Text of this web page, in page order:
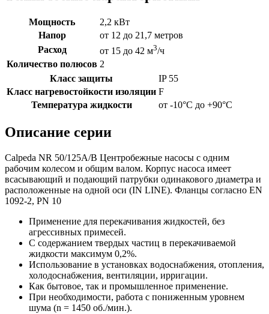
Мощность
2,2 кВт
Напор
от 12 до 21,7 метров
Расход
от 15 до 42 м3/ч
Количество полюсов 2
Класс защиты
IP 55
Класс нагревостойкости изоляции F
Температура жидкости
от -10°C до +90°C
Описание серии
Calpeda NR 50/125A/B Центробежные насосы с одним
рабочим колесом и общим валом. Корпус насоса имеет
всасывающий и подающий патрубки одинакового диаметра и
расположенные на одной оси (IN LINE). Фланцы согласно EN
1092-2, PN 10
Применение для перекачивания жидкостей, без
агрессивных примесей.
С содержанием твердых частиц в перекачиваемой
жидкости максимум 0,2%.
Использование в установках водоснабжения, отопления,
холодоснабжения, вентиляции, ирригации.
Как бытовое, так и промышленное применение.
При необходимости, работа с пониженным уровнем
шума (n = 1450 об./мин.).